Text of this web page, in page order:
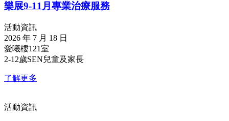
樂展9-11月專業治療服務
活動資訊
2026 年 7 月 18 日
愛曦樓121室
2-12歲SEN兒童及家長
了解更多
活動資訊